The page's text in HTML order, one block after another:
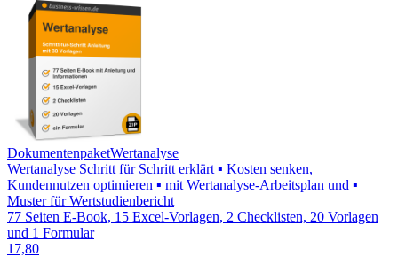
DokumentenpaketWertanalyse
Wertanalyse Schritt für Schritt erklärt ▪ Kosten senken,
Kundennutzen optimieren ▪ mit Wertanalyse-Arbeitsplan und ▪
Muster für Wertstudienbericht
77 Seiten E-Book, 15 Excel-Vorlagen, 2 Checklisten, 20 Vorlagen
und 1 Formular
17,80